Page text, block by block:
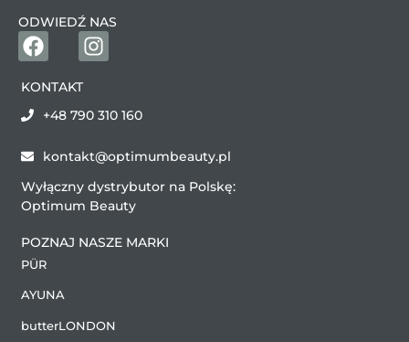
ODWIEDŹ NAS
KONTAKT
+48 790 310 160
kontakt@optimumbeauty.pl
Wyłączny dystrybutor na Polskę:
Optimum Beauty
POZNAJ NASZE MARKI
PÜR
AYUNA
butterLONDON